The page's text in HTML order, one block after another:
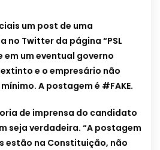
um post de uma
no Twitter da página “PSL
em um eventual governo
extinto e o empresário não
A postagem é #FAKE.
de imprensa do candidato
seja verdadeira. “A postagem
estão na Constituição, não